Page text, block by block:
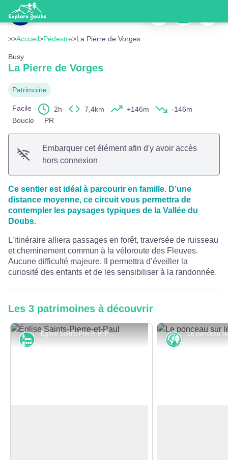
La Pierre de Vorges
Voir l'image en plein écran
>>Accueil>Pédestre>La Pierre de Vorges
Busy
La Pierre de Vorges
Patrimoine
Facile 2h 7,4km +146m
-146m
Boucle
PR
Embarquer cet élément afin d'y avoir accès
hors connexion
Ce sentier est idéal à parcourir en famille. D’une
distance moyenne, ce circuit vous permettra de
contempler les paysages typiques de la Vallée du
Doubs.
L’itinéraire alliera passages en forêt, traversée de ruisseau
et cheminement commun à la véloroute des Fleuves.
Aucune difficulté majeure. Il permettra d’éveiller la
curiosité des enfants et de les sensibiliser à la randonnée.
Les 3 patrimoines à découvrir
Église Saints-Pierre-et-Paul - Office de Tourisme du Grand Besançon / Emmanuel Eme
Monuments et architecture Karst